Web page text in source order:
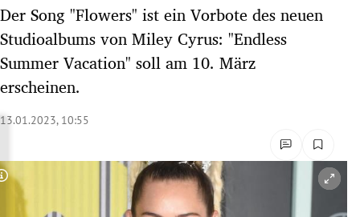
Untermenü
Untermenü
Untermenü
Untermenü
Untermenü
Der Song "Flowers" ist ein Vorbote des neuen
Studioalbums von Miley Cyrus: "Endless
Summer Vacation" soll am 10. März
erscheinen.
13.01.2023, 10:55
Copyright-Hinweis öffnen/schließen